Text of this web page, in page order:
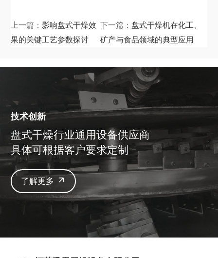
上一篇：影响盘式干燥效
果的关键工艺参数探讨
下一篇：盘式干燥机在化工、
矿产与食品领域的典型应用
技术创新
盘式干燥行业通用设备供应商
具体可根据客户要求定制
了解更多